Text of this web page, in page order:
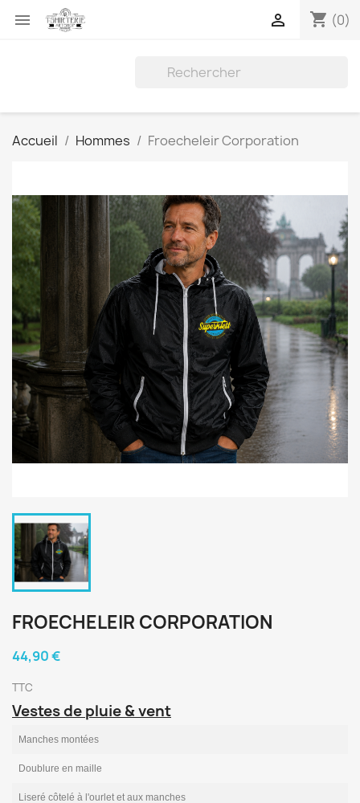
 shopping_cart (0)

Accueil Hommes Froecheleir Corporation
FROECHELEIR CORPORATION
44,90 €
TTC
Vestes de pluie & vent
Manches montées
Doublure en maille
Liseré côtelé à l'ourlet et aux manches